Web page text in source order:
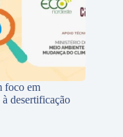
foco em
desertificação